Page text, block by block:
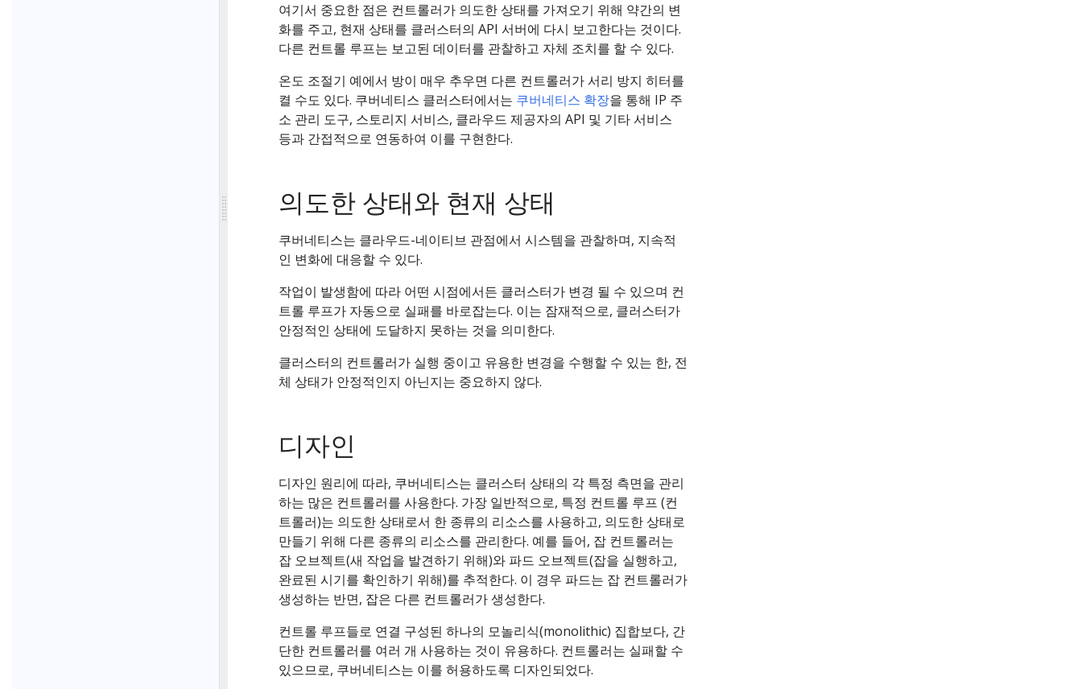
여기서 중요한 점은 컨트롤러가 의도한 상태를 가져오기 위해 약간의 변
화를 주고, 현재 상태를 클러스터의 API 서버에 다시 보고한다는 것이다.
다른 컨트롤 루프는 보고된 데이터를 관찰하고 자체 조치를 할 수 있다.
온도 조절기 예에서 방이 매우 추우면 다른 컨트롤러가 서리 방지 히터를
켤 수도 있다. 쿠버네티스 클러스터에서는 쿠버네티스 확장을 통해 IP 주
소 관리 도구, 스토리지 서비스, 클라우드 제공자의 API 및 기타 서비스
등과 간접적으로 연동하여 이를 구현한다.
의도한 상태와 현재 상태
쿠버네티스는 클라우드-네이티브 관점에서 시스템을 관찰하며, 지속적
인 변화에 대응할 수 있다.
작업이 발생함에 따라 어떤 시점에서든 클러스터가 변경 될 수 있으며 컨
트롤 루프가 자동으로 실패를 바로잡는다. 이는 잠재적으로, 클러스터가
안정적인 상태에 도달하지 못하는 것을 의미한다.
클러스터의 컨트롤러가 실행 중이고 유용한 변경을 수행할 수 있는 한, 전
체 상태가 안정적인지 아닌지는 중요하지 않다.
디자인
디자인 원리에 따라, 쿠버네티스는 클러스터 상태의 각 특정 측면을 관리
하는 많은 컨트롤러를 사용한다. 가장 일반적으로, 특정 컨트롤 루프 (컨
트롤러)는 의도한 상태로서 한 종류의 리소스를 사용하고, 의도한 상태로
만들기 위해 다른 종류의 리소스를 관리한다. 예를 들어, 잡 컨트롤러는
잡 오브젝트(새 작업을 발견하기 위해)와 파드 오브젝트(잡을 실행하고,
완료된 시기를 확인하기 위해)를 추적한다. 이 경우 파드는 잡 컨트롤러가
생성하는 반면, 잡은 다른 컨트롤러가 생성한다.
컨트롤 루프들로 연결 구성된 하나의 모놀리식(monolithic) 집합보다, 간
단한 컨트롤러를 여러 개 사용하는 것이 유용하다. 컨트롤러는 실패할 수
있으므로, 쿠버네티스는 이를 허용하도록 디자인되었다.